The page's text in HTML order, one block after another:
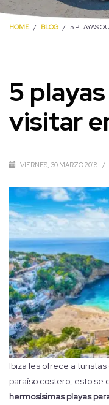
HOME BLOG 5 PLAYAS
5
visitar
VIERNES, 30 MARZO 2018 /
Ibiza les ofrece a
paraíso costero, esto se
hermosísimas playas